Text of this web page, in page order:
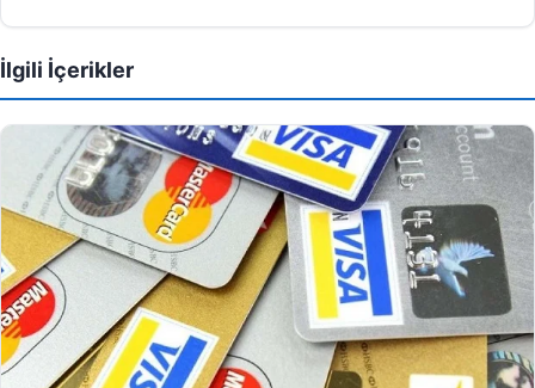
İlgili İçerikler